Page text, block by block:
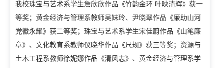
首页
我校珠宝与艺术系学生詹欣欣作品《竹韵金环 叶映清辉》获一
等奖；黄金经济与管理系教师吴妹玲、尹晓翠作品《廉助山河
党徽永耀》获二等奖；珠宝与艺术系学生宋佳蔚作品《山笔廉
章》、文化教育系教师仪晓华作品《尺规》获三等奖；资源与
土木工程系教师徐妮娜作品《清风志》、黄金经济与管理系学